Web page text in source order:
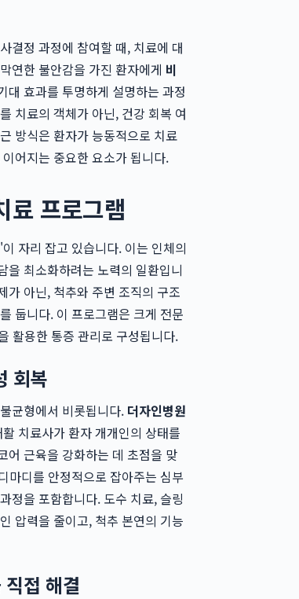
결정 과정에 참여할 때, 치료에 대
연한 불안감을 가진 환자에게 비
대 효과를 투명하게 설명하는 과정
치료의 객체가 아닌, 건강 회복 여
방식은 환자가 능동적으로 치료
어지는 중요한 요소가 됩니다.
료 프로그램
자리 잡고 있습니다. 이는 인체의
을 최소화하려는 노력의 일환입니
가 아닌, 척추와 주변 조직의 구조
둡니다. 이 프로그램은 크게 전문
활용한 통증 관리로 구성됩니다.
회복
균형에서 비롯됩니다. 더자인병원
치료사가 환자 개개인의 상태를
어 근육을 강화하는 데 초점을 맞
마디를 안정적으로 잡아주는 심부
정을 포함합니다. 도수 치료, 슬링
압력을 줄이고, 척추 본연의 기능
접 해결